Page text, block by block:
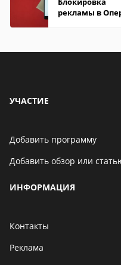
рекламы в
УЧАСТИЕ
Добавить программу
Добавить обзор или
ИНФОРМАЦИЯ
Контакты
Реклама